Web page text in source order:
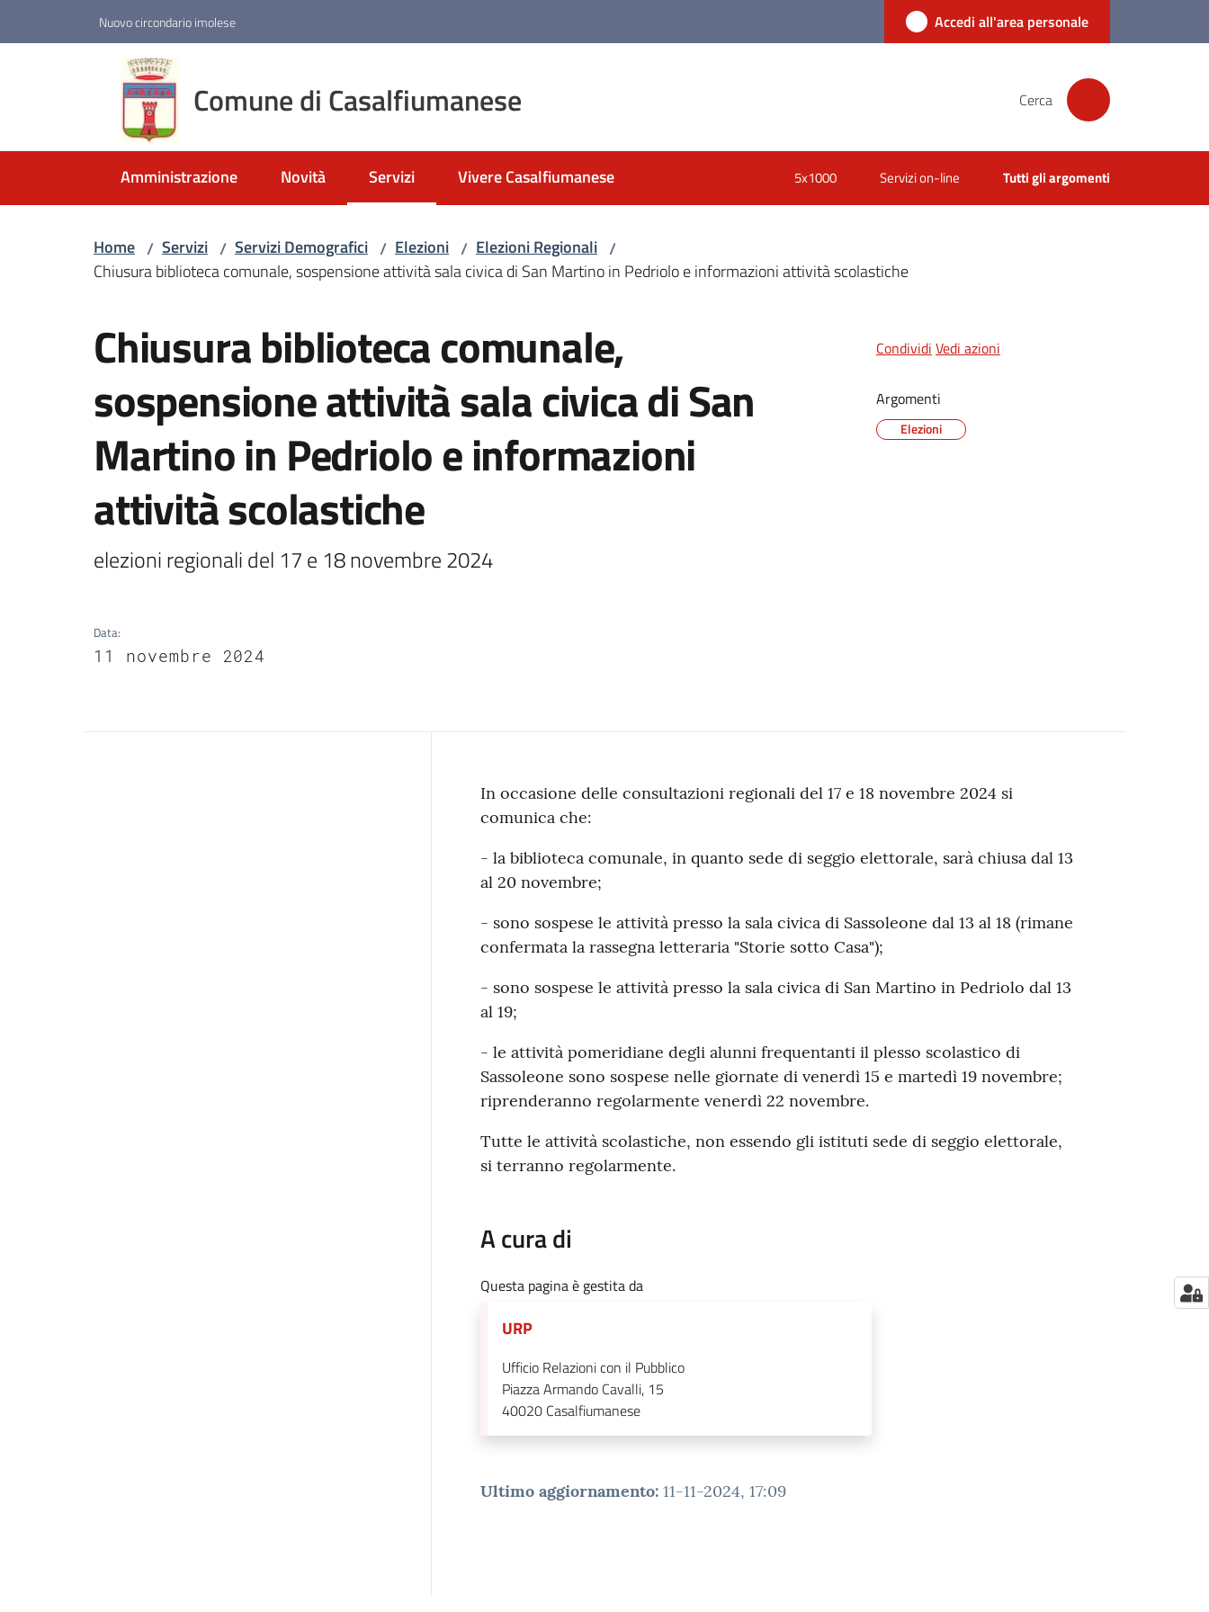
Nuovo circondario imolese Accedi all'area personale
Comune di Casalfiumanese Cerca
Amministrazione Novità Servizi
Menu selezionatoVivere Casalfiumanese 5x1000 Servizi on-line Tutti gli argomenti
Home / Servizi / Servizi Demografici / Elezioni / Elezioni Regionali /
Chiusura biblioteca comunale, sospensione attività sala civica di San Martino in Pedriolo e informazioni attività scolastiche
Chiusura biblioteca comunale,
sospensione attività sala civica di San
Martino in Pedriolo e informazioni
attività scolastiche
elezioni regionali del 17 e 18 novembre 2024
Data:
11 novembre 2024
Condividi Vedi azioni
Argomenti
Elezioni
Contenuto
In occasione delle consultazioni regionali del 17 e 18 novembre 2024 si
comunica che:
- la biblioteca comunale, in quanto sede di seggio elettorale, sarà chiusa dal 13
al 20 novembre;
- sono sospese le attività presso la sala civica di Sassoleone dal 13 al 18 (rimane
confermata la rassegna letteraria "Storie sotto Casa");
- sono sospese le attività presso la sala civica di San Martino in Pedriolo dal 13
al 19;
- le attività pomeridiane degli alunni frequentanti il plesso scolastico di
Sassoleone sono sospese nelle giornate di venerdì 15 e martedì 19 novembre;
riprenderanno regolarmente venerdì 22 novembre.
Tutte le attività scolastiche, non essendo gli istituti sede di seggio elettorale,
si terranno regolarmente.
A cura di
Questa pagina è gestita da
URP
Ufficio Relazioni con il Pubblico
Piazza Armando Cavalli, 15
40020 Casalfiumanese
Ultimo aggiornamento: 11-11-2024, 17:09